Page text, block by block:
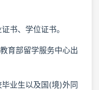
书、学位证书。
育部留学服务中心出
业生以及国(境)外同